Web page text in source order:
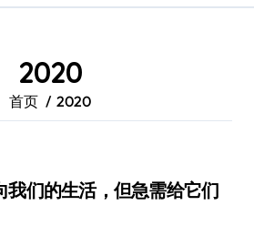
2020
首页 2020
我们的生活，但急需给它们